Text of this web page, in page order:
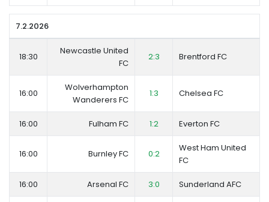
7.2.2026
18:30
Newcastle United
FC
2:3 Brentford FC
16:00
Wolverhampton
Wanderers FC
1:3 Chelsea FC
16:00 Fulham FC 1:2 Everton FC
16:00 Burnley FC 0:2
West Ham United
FC
16:00 Arsenal FC 3:0 Sunderland AFC